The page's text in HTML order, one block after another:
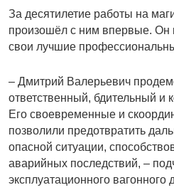
За десятилетие работы на
произошёл с ним впервые. Он
свои лучшие
– Дмитрий Валерьевич
ответственный, бдительный и
Его своевременные и
позволили предотвратить
опасной ситуации,
аварийных последствий, –
эксплуатационного вагонного